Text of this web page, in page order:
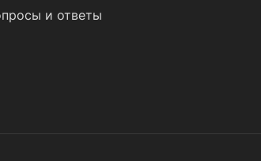
и ответы